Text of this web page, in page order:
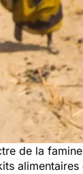
de la